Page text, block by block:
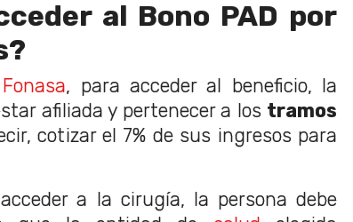
al Bono PAD por
Fonasa, para acceder al beneficio, la
afiliada y pertenecer a los tramos
cotizar el 7% de sus ingresos para
a la cirugía, la persona debe